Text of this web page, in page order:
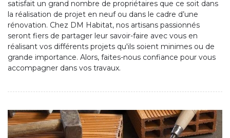
satisfait un grand nombre de propriétaires que ce soit dans
la réalisation de projet en neuf ou dans le cadre d’une
rénovation. Chez DM Habitat, nos artisans passionnés
seront fiers de partager leur savoir-faire avec vous en
réalisant vos différents projets qu'ils soient minimes ou de
grande importance. Alors, faites-nous confiance pour vous
accompagner dans vos travaux.